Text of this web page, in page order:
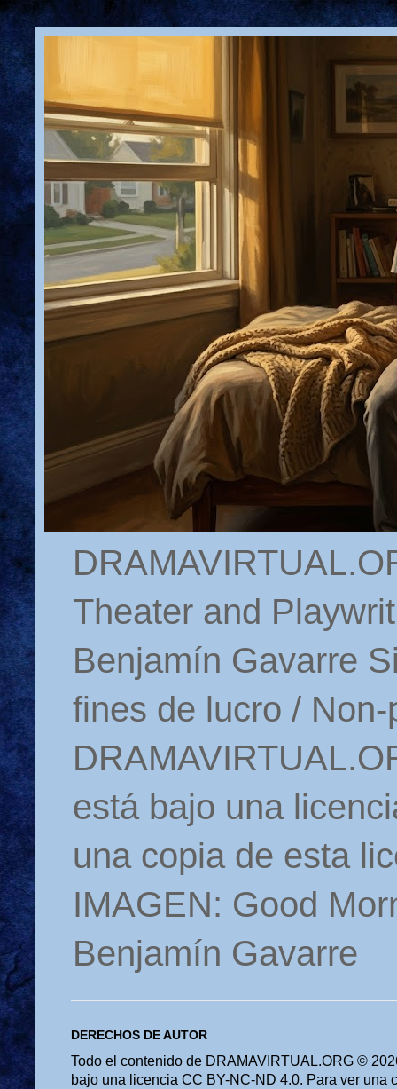
Theater and
Benjamín Gavarre
fines de lucro /
está bajo una
una copia de esta
IMAGEN: Good
Benjamín Gavarre
DERECHOS DE AUTOR
Todo el contenido de DRAMAVIRTUAL.ORG ©
bajo una licencia CC BY-NC-ND 4.0. Para ver una